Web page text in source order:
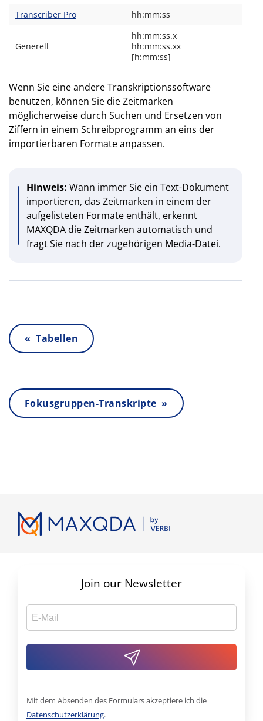
Transcriber Pro
hh:mm:ss
Generell
hh:mm:ss.x
hh:mm:ss.xx
[h:mm:ss]
Wenn Sie eine andere Transkriptionssoftware
benutzen, können Sie die Zeitmarken
möglicherweise durch Suchen und Ersetzen von
Ziffern in einem Schreibprogramm an eins der
importierbaren Formate anpassen.
Hinweis: Wann immer Sie ein Text-Dokument
importieren, das Zeitmarken in einem der
aufgelisteten Formate enthält, erkennt
MAXQDA die Zeitmarken automatisch und
fragt Sie nach der zugehörigen Media-Datei.
« Tabellen
Fokusgruppen-Transkripte »
Join our Newsletter
Mit dem Absenden des Formulars akzeptiere ich die
Datenschutzerklärung.